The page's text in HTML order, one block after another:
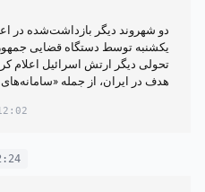
دو شهروند دیگر بازداشت‌شده در
یکشنبه توسط دستگاه قضایی
هدف در ایران، از جمله